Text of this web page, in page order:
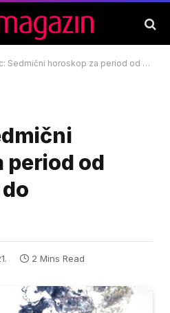
horoskop za period od 03.05.2021. do 09.05.2021.
period od
2 Mins Read